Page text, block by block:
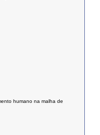
humano na malha de